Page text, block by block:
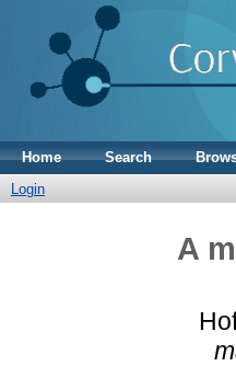
Home Search
Login
A